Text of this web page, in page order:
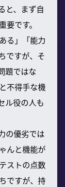
と、まず自
です。
る」「能力
ですが、そ
題ではな
不得手な機
ル役の人も
の優劣では
んと機能が
ストの点数
ですが、持